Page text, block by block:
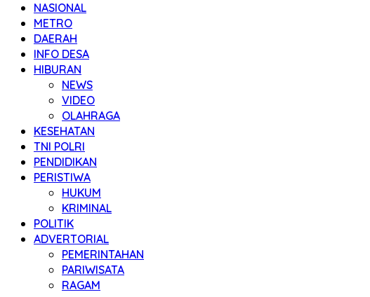
NASIONAL
METRO
DAERAH
INFO DESA
HIBURAN
NEWS
VIDEO
OLAHRAGA
KESEHATAN
TNI POLRI
PENDIDIKAN
PERISTIWA
HUKUM
KRIMINAL
POLITIK
ADVERTORIAL
PEMERINTAHAN
PARIWISATA
RAGAM